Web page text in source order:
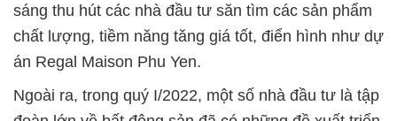
sáng thu hút các nhà đầu tư săn tìm các sản phẩm
chất lượng, tiềm năng tăng giá tốt, điển hình như dự
án Regal Maison Phu Yen.
Ngoài ra, trong quý I/2022, một số nhà đầu tư là tập